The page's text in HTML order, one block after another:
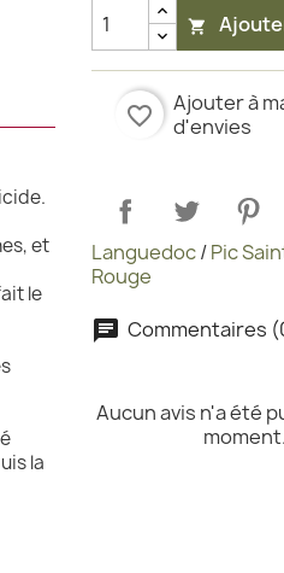
et
le
la

favorite_border
Ajouter à
d'envies
Languedoc/Pic
Rouge
Commentaires
Aucun avis n'a été
moment.